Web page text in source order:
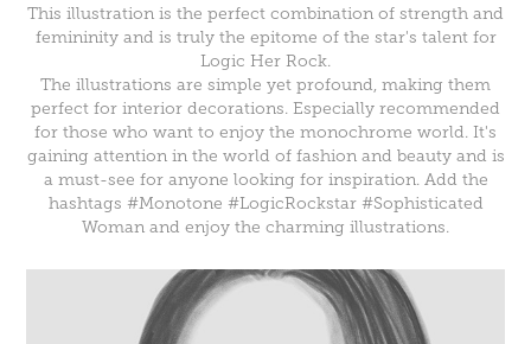
This illustration is the perfect combination of strength and
femininity and is truly the epitome of the star's talent for
Logic Her Rock.
The illustrations are simple yet profound, making them
perfect for interior decorations. Especially recommended
for those who want to enjoy the monochrome world. It's
gaining attention in the world of fashion and beauty and is
a must-see for anyone looking for inspiration. Add the
hashtags #Monotone #LogicRockstar #Sophisticated
Woman and enjoy the charming illustrations.